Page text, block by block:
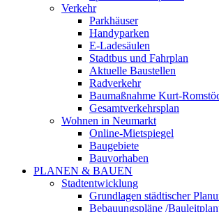
Verkehr
Parkhäuser
Handyparken
E-Ladesäulen
Stadtbus und Fahrplan
Aktuelle Baustellen
Radverkehr
Baumaßnahme Kurt-
Gesamtverkehrsplan
Wohnen in Neumarkt
Online-Mietspiegel
Baugebiete
Bauvorhaben
PLANEN & BAUEN
Stadtentwicklung
Grundlagen städtischer
Bebauungspläne /